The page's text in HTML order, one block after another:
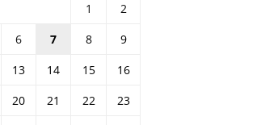
1
2
6 7 8
9
13 14 15
16
20 21 22
23